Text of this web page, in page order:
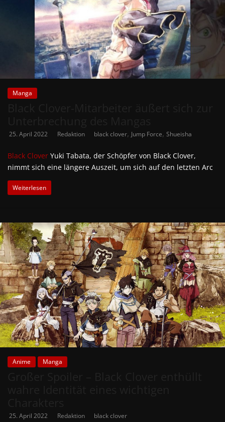
Manga
25. April 2022 Redaktion black clover, Jump Force, Shueisha
Black Clover Yuki Tabata, der Schöpfer von Black Clover,
nimmt sich eine längere Auszeit, um sich auf den letzten Arc
Weiterlesen
Anime Manga
25. April 2022 Redaktion black clover